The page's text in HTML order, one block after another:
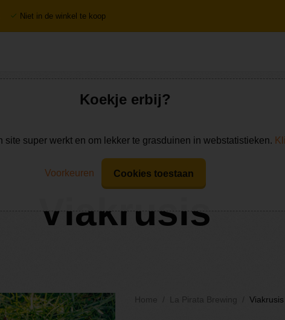
Niet in de winkel te koop
Viakrusis
Home La Pirata Brewing Viakrusis
Koekje erbij?
super werkt en om lekker te grasduinen in webstatistieken.
Voorkeuren Cookies toestaan